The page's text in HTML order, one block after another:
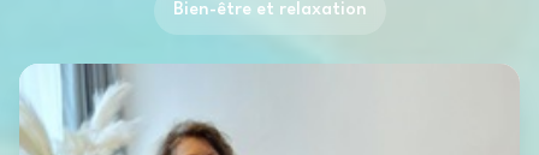
Bien-être et relaxation